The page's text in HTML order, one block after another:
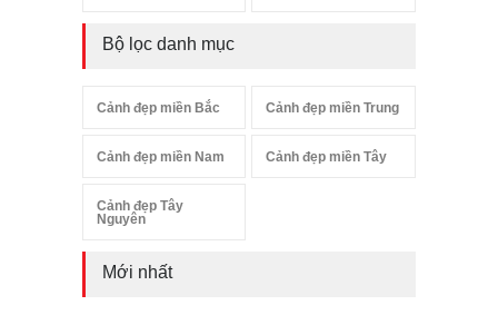
Bộ lọc danh mục
Cảnh đẹp miền Bắc Cảnh đẹp miền Trung
Cảnh đẹp miền Nam Cảnh đẹp miền Tây
Cảnh đẹp Tây
Nguyên
Mới nhất